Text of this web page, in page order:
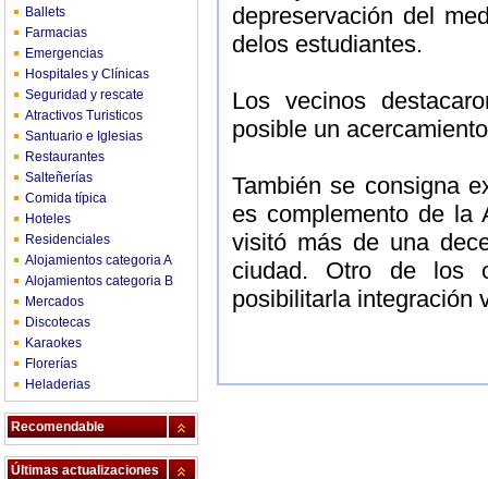
Ballets
Farmacias
Emergencias
Hospitales y Clínicas
Seguridad y rescate
Atractivos Turisticos
Santuario e Iglesias
Restaurantes
Salteñerías
Comida típica
Hoteles
Residenciales
Alojamientos categoria A
Alojamientos categoria B
Mercados
Discotecas
Karaokes
Florerías
Heladerias
Recomendable
Últimas actualizaciones
depreservación del
delos estudiantes.
Los vecinos
posible un
También se consigna
es complemento de la
visitó más de una
ciudad. Otro de los
posibilitarla integración